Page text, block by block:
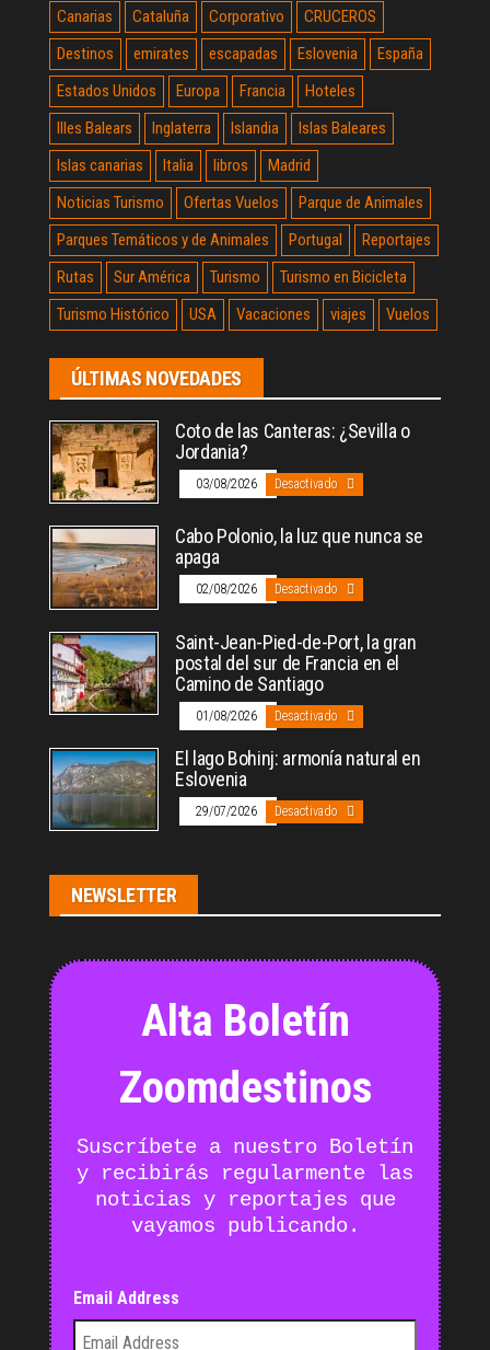
Canarias
Cataluña Corporativo
CRUCEROS
Destinos
emirates escapadas Eslovenia
España
Estados Unidos
Europa Francia
Hoteles
Illes Balears
Inglaterra Islandia
Islas Baleares
Islas canarias
Italia libros
Madrid
Noticias Turismo
Ofertas Vuelos
Parque de Animales
Parques Temáticos y de Animales
Portugal
Reportajes
Rutas
Sur América Turismo
Turismo en Bicicleta
Turismo Histórico
USA Vacaciones viajes Vuelos
ÚLTIMAS NOVEDADES
Coto de las Canteras: ¿Sevilla o
Jordania?
03/08/2026 Desactivado
Cabo Polonio, la luz que nunca se
apaga
02/08/2026 Desactivado
Saint-Jean-Pied-de-Port, la gran
postal del sur de Francia en el
Camino de Santiago
01/08/2026 Desactivado
El lago Bohinj: armonía natural en
Eslovenia
29/07/2026 Desactivado
NEWSLETTER
Alta Boletín
Zoomdestinos
Suscríbete a nuestro Boletín
y recibirás regularmente las
noticias y reportajes que
vayamos publicando.
Email Address